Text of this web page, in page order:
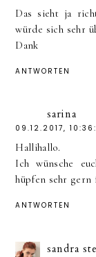
Das sieht ja
würde sich sehr
Dank
ANTWORTEN
sarina
09.12.2017,
Hallihallo.
Ich wünsche
hüpfen sehr
ANTWORTEN
sandra